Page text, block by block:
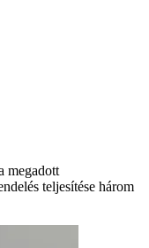
megadott
teljesítése három